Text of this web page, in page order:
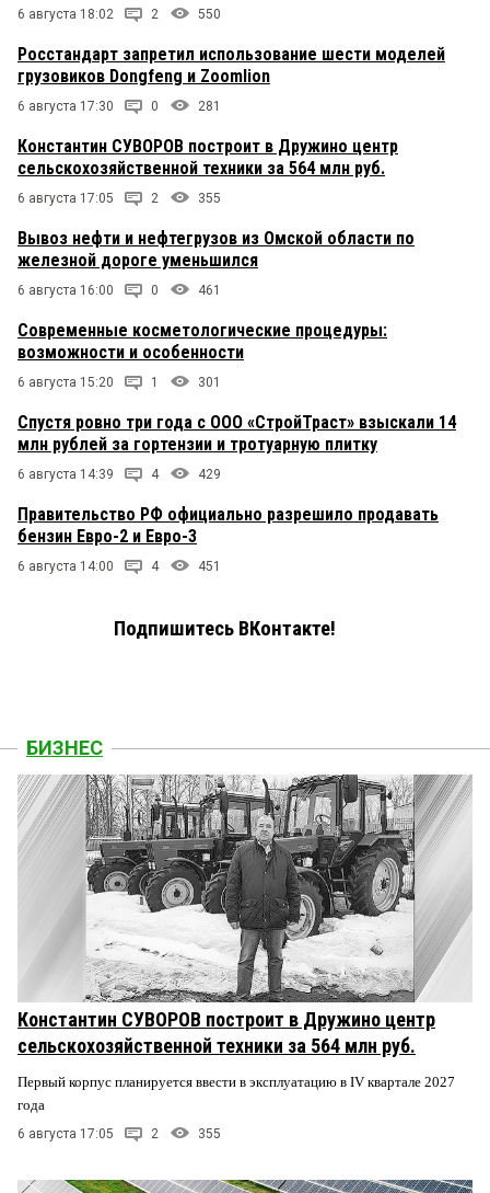
6 августа 18:02 2 550
Росстандарт запретил использование шести моделей
грузовиков Dongfeng и Zoomlion
6 августа 17:30 0 281
Константин СУВОРОВ построит в Дружино центр
сельскохозяйственной техники за 564 млн руб.
6 августа 17:05 2 355
Вывоз нефти и нефтегрузов из Омской области по
железной дороге уменьшился
6 августа 16:00 0 461
Современные косметологические процедуры:
возможности и особенности
6 августа 15:20 1 301
Спустя ровно три года с ООО «СтройТраст» взыскали 14
млн рублей за гортензии и тротуарную плитку
6 августа 14:39 4 429
Правительство РФ официально разрешило продавать
бензин Евро-2 и Евро-3
6 августа 14:00 4 451
Подпишитесь ВКонтакте!
БИЗНЕС
Константин СУВОРОВ построит в Дружино центр
сельскохозяйственной техники за 564 млн руб.
Первый корпус планируется ввести в эксплуатацию в IV квартале 2027
года
6 августа 17:05 2 355